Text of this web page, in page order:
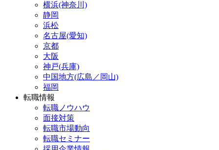
横浜(神奈川)
静岡
浜松
名古屋(愛知)
京都
大阪
神戸(兵庫)
中国地方(広島／岡山)
福岡
転職情報
転職ノウハウ
面接対策
転職市場動向
転職セミナー